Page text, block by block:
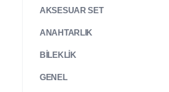
AKSESUAR SET
ANAHTARLIK
BILEKLIK
GENEL